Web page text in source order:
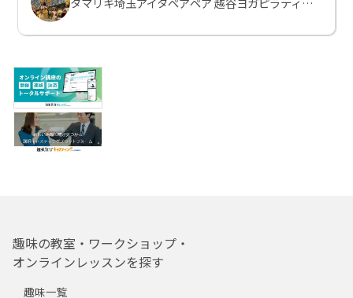
趣味の教室・ワークショップ・
オンラインレッスンを探す
趣味一覧